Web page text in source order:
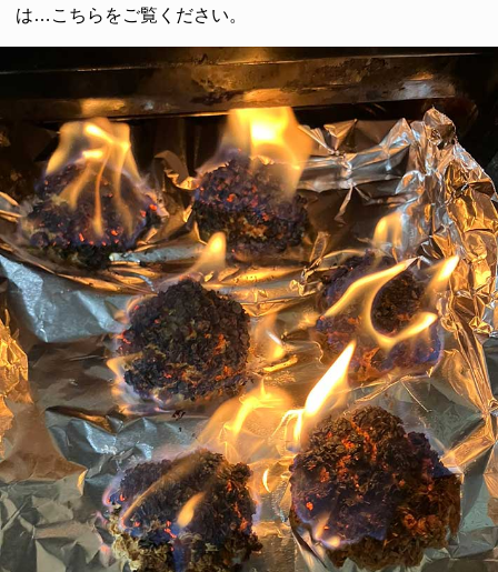
は…こちらをご覧ください。